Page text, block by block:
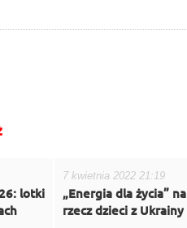
lotki
7 kwietnia 2022 21:19
„Energia dla życia” na
rzecz dzieci z Ukrainy